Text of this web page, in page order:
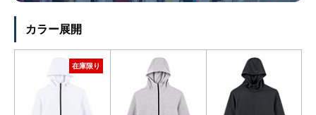
カラー展開
在庫限り